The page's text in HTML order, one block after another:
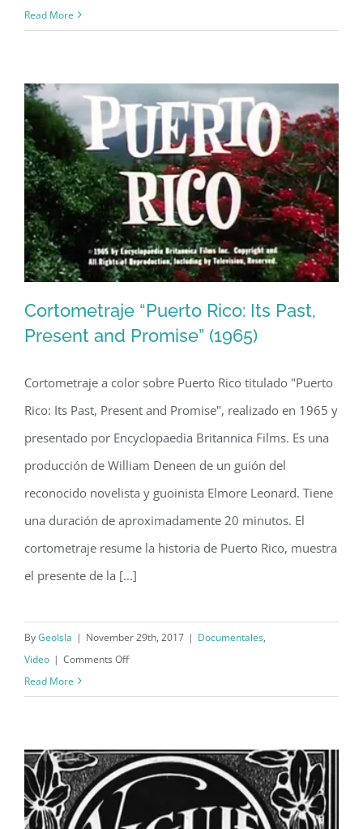
Cortometraje
(1963)
Read More
Cortometraje “Puerto Rico: Its Past,
Present and Promise” (1965)
Cortometraje “Puerto Rico: Its Past,
Present and Promise” (1965)
Cortometraje a color sobre Puerto Rico titulado "Puerto
Rico: Its Past, Present and Promise", realizado en 1965 y
presentado por Encyclopaedia Britannica Films. Es una
producción de William Deneen de un guión del
reconocido novelista y guoinista Elmore Leonard. Tiene
una duración de aproximadamente 20 minutos. El
cortometraje resume la historia de Puerto Rico, muestra
el presente de la [...]
ByGeoIsla | November 29th, 2017 | Documentales,
Video | Comments Offon
Past,
Present
Read More